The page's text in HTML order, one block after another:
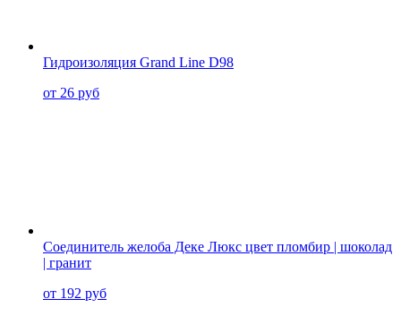
Гидроизоляция Grand Line D98
от 26 руб
Соединитель желоба Деке Люкс цвет пломбир | шоколад
| гранит
от 192 руб